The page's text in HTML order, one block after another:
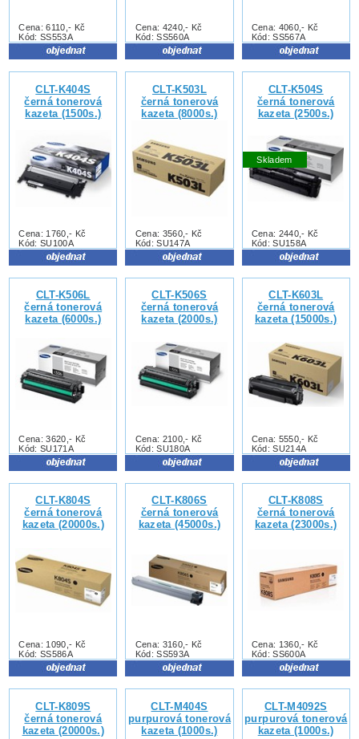
Cena: 6110,- Kč
Kód: SS553A
Cena: 4240,- Kč
Kód: SS560A
Cena: 4060,- Kč
Kód: SS567A
CLT-K404S
černá tonerová
kazeta (1500s.)
Cena: 1760,- Kč
Kód: SU100A
CLT-K503L
černá tonerová
kazeta (8000s.)
Cena: 3560,- Kč
Kód: SU147A
CLT-K504S
černá tonerová
kazeta (2500s.)
Skladem
Cena: 2440,- Kč
Kód: SU158A
CLT-K506L
černá tonerová
kazeta (6000s.)
Cena: 3620,- Kč
Kód: SU171A
CLT-K506S
černá tonerová
kazeta (2000s.)
Cena: 2100,- Kč
Kód: SU180A
CLT-K603L
černá tonerová
kazeta (15000s.)
Cena: 5550,- Kč
Kód: SU214A
CLT-K804S
černá tonerová
kazeta (20000s.)
Cena: 1090,- Kč
Kód: SS586A
CLT-K806S
černá tonerová
kazeta (45000s.)
Cena: 3160,- Kč
Kód: SS593A
CLT-K808S
černá tonerová
kazeta (23000s.)
Cena: 1360,- Kč
Kód: SS600A
CLT-K809S
černá tonerová
kazeta (20000s.)
CLT-M404S
purpurová tonerová
kazeta (1000s.)
CLT-M4092S
purpurová tonerová
kazeta (1000s.)